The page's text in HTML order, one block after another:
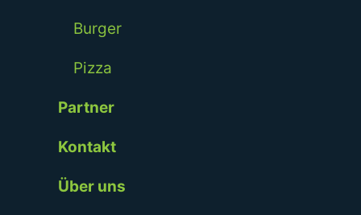
Burger
Pizza
Partner
Kontakt
Über uns